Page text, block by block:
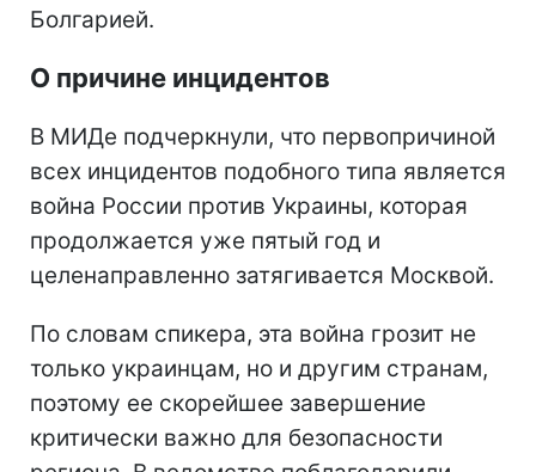
Болгарией.
О причине инцидентов
В МИДе подчеркнули, что первопричиной
всех инцидентов подобного типа является
война России против Украины, которая
продолжается уже пятый год и
целенаправленно затягивается Москвой.
По словам спикера, эта война грозит не
только украинцам, но и другим странам,
поэтому ее скорейшее завершение
критически важно для безопасности